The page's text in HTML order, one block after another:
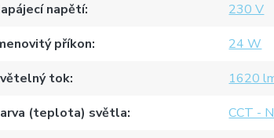
napětí
230 V
příkon
24 W
tok
1620
(teplota) světla
CCT -